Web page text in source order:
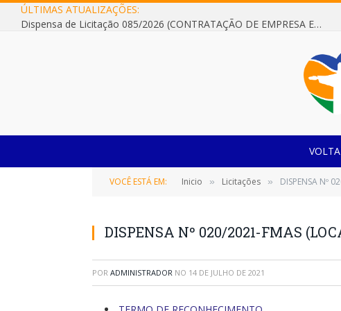
ÚLTIMAS ATUALIZAÇÕES:
Dispensa de Licitação 085/2026 (CONTRATAÇÃO DE EMPRESA ESPECIALIZADA NA FABRICAÇÃO DE MÓVEIS SOB MEDIDA COM ESTRUTURA METÁLICA EM METALON PARA ATENDIMENTO DAS NECESSIDADES DA SALA SIMOV DA EMEF MADRE MARIA VIGANÓ)
VOCÊ ESTÁ EM: Inicio » Licitações » DISPENSA Nº
DISPENSA Nº 020/2021-FMAS
POR ADMINISTRADOR NO 14 DE JULHO DE 2021